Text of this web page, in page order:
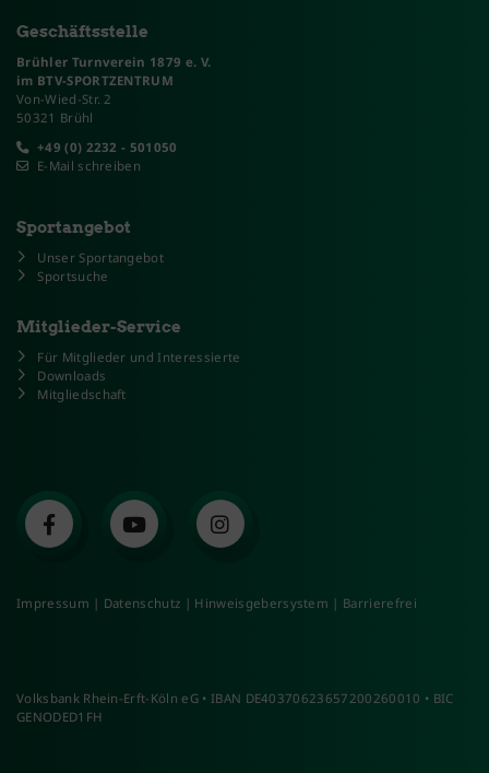
Geschäftsstelle
Brühler Turnverein 1879 e. V.
im BTV-SPORTZENTRUM
Von-Wied-Str. 2
50321 Brühl
+49 (0) 2232 - 501050
E-Mail schreiben
Sportangebot
Unser Sportangebot
Sportsuche
Mitglieder-Service
Für Mitglieder und Interessierte
Downloads
Mitgliedschaft
Impressum | Datenschutz | Hinweisgebersystem | Barrierefrei
Volksbank Rhein-Erft-Köln eG • IBAN DE40370623657200260010 • BIC
GENODED1FH